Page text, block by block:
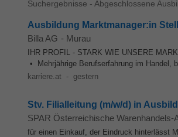
Suchergebnisse - Abgeschlossene
Ausbildung Marktmanager:in
Billa AG - Murau
IHR PROFIL - STARK WIE UNSERE
• Mehrjährige Berufserfahrung im Handel,
karriere.at - gestern
Stv. Filialleitung (m/w/d) in
SPAR Österreichische Warenhandels-
für einen Einkauf, der Eindruck hinterlässt